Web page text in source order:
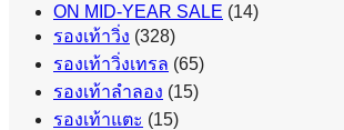
ON MID-YEAR SALE (14)
รองเท้าวิ่ง (328)
รองเท้าวิ่งเทรล (65)
รองเท้าลำลอง (15)
รองเท้าแตะ (15)